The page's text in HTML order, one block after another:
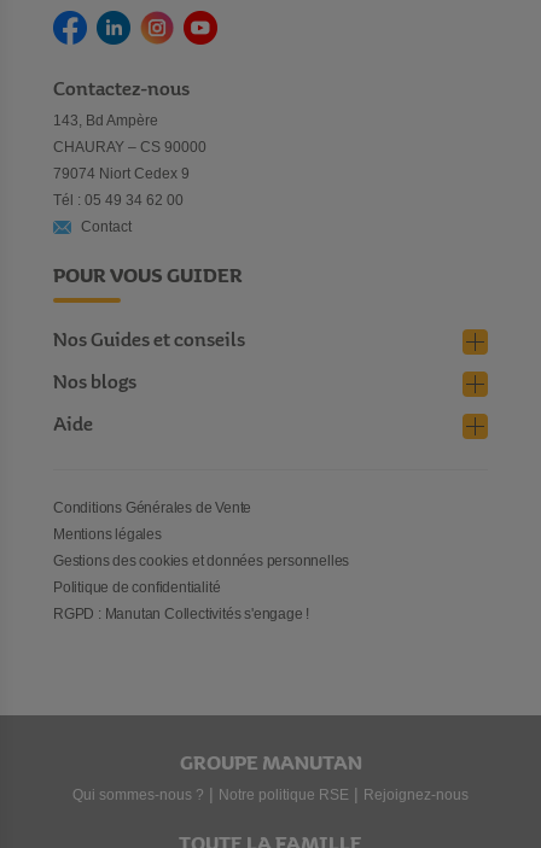
Contactez-nous
143, Bd Ampère
CHAURAY – CS 90000
79074 Niort Cedex 9
Tél : 05 49 34 62 00
Contact
POUR VOUS GUIDER
Nos Guides et conseils
Nos blogs
Aide
Conditions Générales de Vente
Mentions légales
Gestions des cookies et données personnelles
Politique de confidentialité
RGPD : Manutan Collectivités s'engage !
GROUPE MANUTAN
Qui sommes-nous ? | Notre politique RSE | Rejoignez-nous